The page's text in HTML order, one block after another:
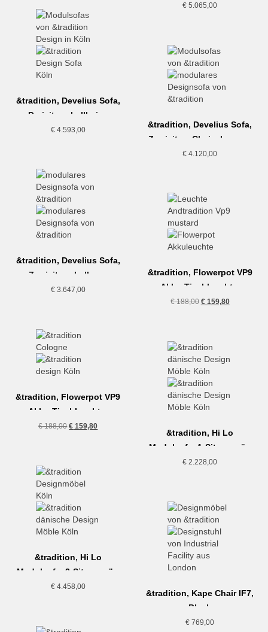
hellbeige
€ 5.065,00
&tradition, Develius Sofa,
Dreisitzer, hellbeige
€4.593,00
&tradition, Develius Sofa,
Zweisitzer Chaiselongue,
hellgrau
€ 4.120,00
&tradition, Develius Sofa,
Zweisitzer, hellgrau
€3.647,00
&tradition, Flowerpot VP9
Akku-Tischleuchte,
mustard
€188,00 Ursprünglicher
€159,80Aktueller
&tradition, Flowerpot VP9
Akku-Tischleuchte,
vermillion red
€188,00Ursprünglicher
€ 159,80Aktueller
&tradition, Hi Lo
Modulsofa, 1-Sitzer, grün
€ 2.228,00
&tradition, Hi Lo
Modulsofa, 2-Sitzer, grün
€4.458,00
&tradition, Kape Chair IF7,
Black
€ 769,00